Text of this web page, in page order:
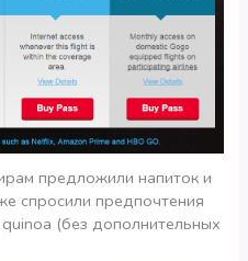
предложили напиток и
спросили предпочтения
(без дополнительных